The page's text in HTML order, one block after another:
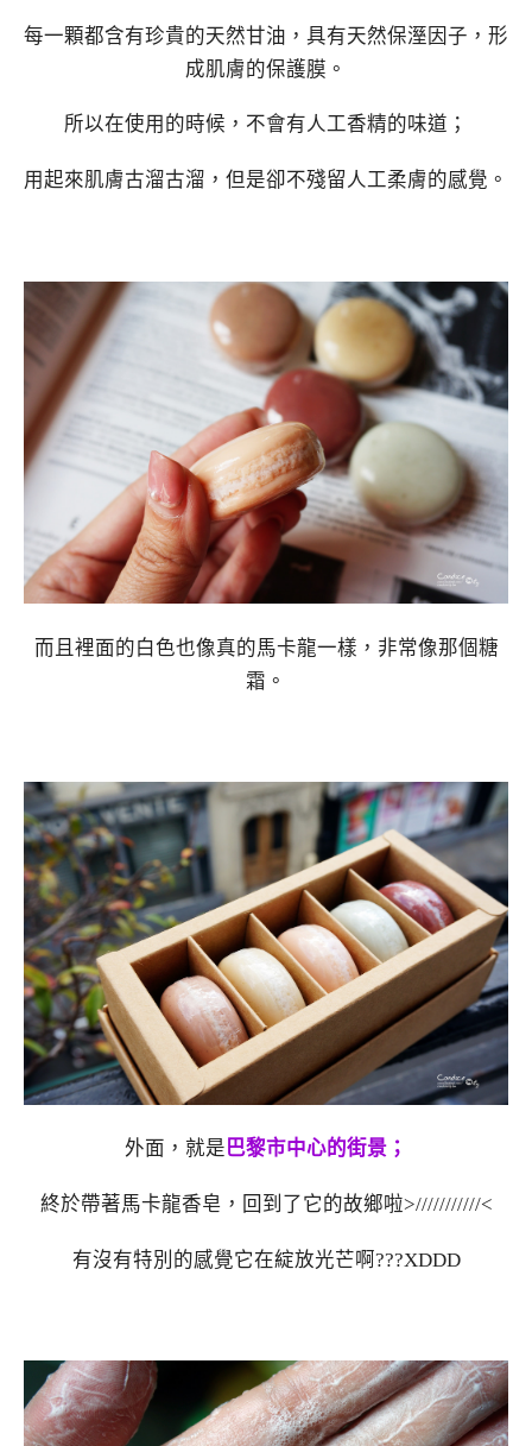
每一顆都含有珍貴的天然甘油，具有天然保溼因子，形
成肌膚的保護膜。
所以在使用的時候，不會有人工香精的味道；
用起來肌膚古溜古溜，但是卻不殘留人工柔膚的感覺。
而且裡面的白色也像真的馬卡龍一樣，非常像那個糖
霜。
外面，就是巴黎市中心的街景；
終於帶著馬卡龍香皂，回到了它的故鄉啦>///////////<
有沒有特別的感覺它在綻放光芒啊???XDDD